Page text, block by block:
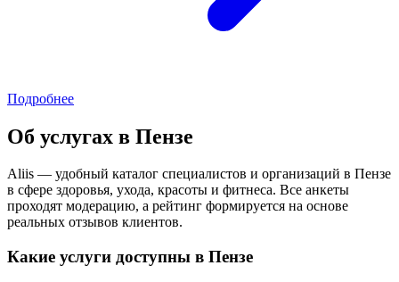
Подробнее
Об услугах в Пензе
Aliis — удобный каталог специалистов и организаций в Пензе
в сфере здоровья, ухода, красоты и фитнеса. Все анкеты
проходят модерацию, а рейтинг формируется на основе
реальных отзывов клиентов.
Какие услуги доступны в Пензе